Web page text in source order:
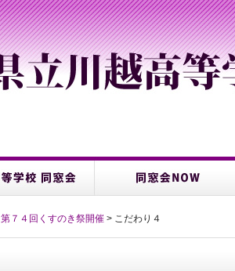
第７４回くすのき祭開催 > こだわり４